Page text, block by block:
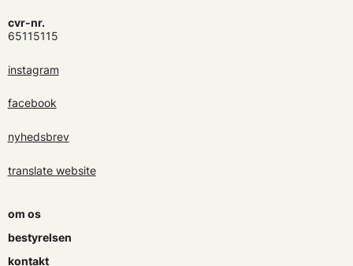
cvr-nr.
65115115
instagram
facebook
nyhedsbrev
translate website
om os
bestyrelsen
kontakt